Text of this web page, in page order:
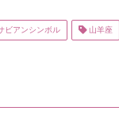
ビアンシンボル 山羊座